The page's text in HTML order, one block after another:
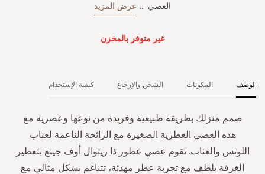
العصي ... عرض المزيد
غير متوفر بالمخزن
الوصف
صمم منزلك بطريقة طبيعية وفريدة من نوعها وعصرية مع
هذه العصي العطرية الصغيرة مع الرائحة الناعمة لعناب
اللوتس والعناب. تقوم عصي عطور ذا ريتوال أوف جينغ بتعطير
الغرفة بلطف مع تجربة عطر مهدئة، تتناغم بشكل مثالي مع
المكونات الشحن والإرجاع كيفية الإستخدام